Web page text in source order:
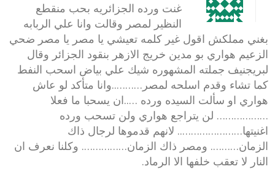
غنت ورده الجزائريه بحب منقطع
النظير لمصر وقالت وانا علي الربابه
بغني مملكش اقول غير كلمه تعيشي يا مصر يا مصر ضحي
الزعيم هواري بو مدين خريج الازهر بنقود الجزائر وقال
لبريجنيف جملته المشهوره شيك علي بياض اسحب النفط
كما تشاء وقدم اسلحه لمصر………..وانا متأكد لو عاش
هواري او سألت السيده ورده …..ان يسحبا ما فعلا
……………… لن يتراجع هواري ولن تسحب ورده
اغنيتها………………….. لانهم قدموها لرجال ذاك
الزمان………. ومصر ذاك الزمان……………. وكلنا نعرف ان
النار لا تعقب خلفها الا الرماد.